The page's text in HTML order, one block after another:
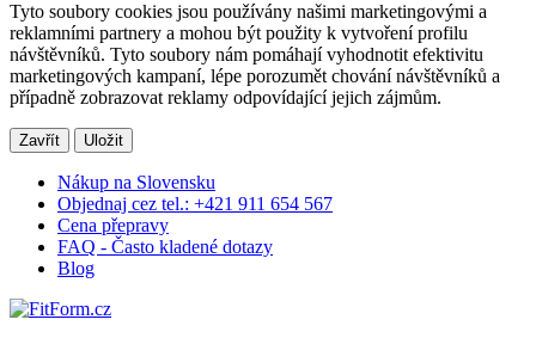
Tyto soubory cookies jsou používány našimi marketingovými a
reklamními partnery a mohou být použity k vytvoření profilu
návštěvníků. Tyto soubory nám pomáhají vyhodnotit efektivitu
marketingových kampaní, lépe porozumět chování návštěvníků a
případně zobrazovat reklamy odpovídající jejich zájmům.
Zavřít Uložit
Nákup na Slovensku
Objednaj cez tel.: +421 911 654 567
Cena přepravy
FAQ - Často kladené dotazy
Blog